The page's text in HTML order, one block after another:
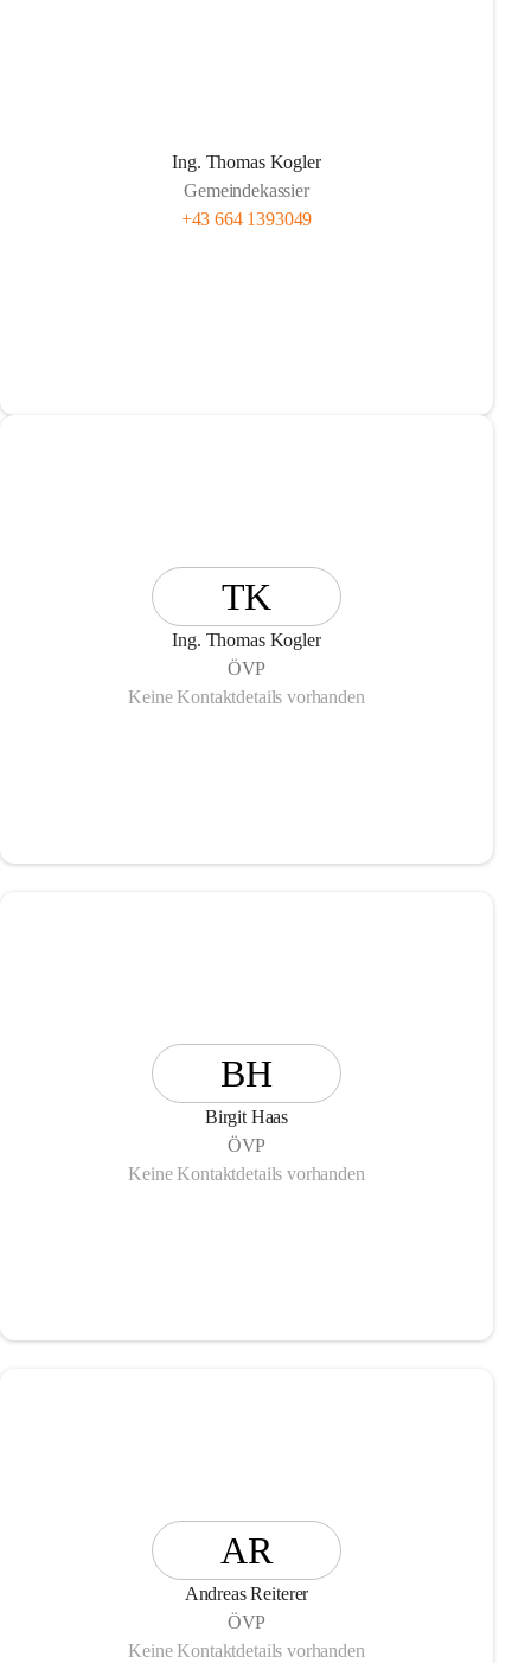
Ing. Thomas Kogler
Gemeindekassier
+43 664 1393049
TK
Ing. Thomas Kogler
ÖVP
Keine Kontaktdetails vorhanden
BH
Birgit Haas
ÖVP
Keine Kontaktdetails vorhanden
AR
Andreas Reiterer
ÖVP
Keine Kontaktdetails vorhanden